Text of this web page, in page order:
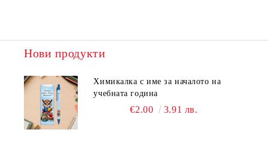
Нови продукти
Химикалка с име за началото на
учебната година
€2.00 3.91 лв.